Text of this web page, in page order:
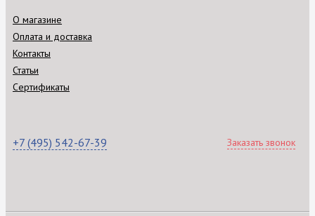
О магазине
Оплата и доставка
Контакты
Статьи
Сертификаты
+7 (495) 542-67-39 Заказать звонок